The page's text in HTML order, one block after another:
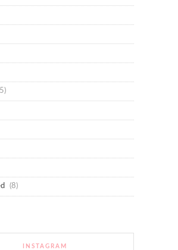
(8)
INSTAGRAM